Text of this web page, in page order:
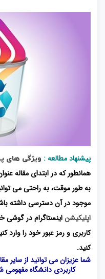
پیشنهاد مطالعه : ویژگی های
همانطور که در ابتدای مقاله
به طور موقت، به راحتی می
موجود در آن دسترسی داشته
اپلیکیشناینستاگرام در گوشی
کنید.
شما عزیزان می توانید از سایر
کاربردیدانشگاه مفهومی